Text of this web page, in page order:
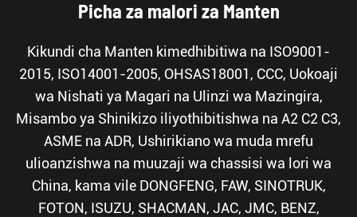
Picha za malori za Manten
Kikundi cha Manten kimedhibitiwa na ISO9001-
2015, ISO14001-2005, OHSAS18001, CCC, Uokoaji
wa Nishati ya Magari na Ulinzi wa Mazingira,
Misambo ya Shinikizo iliyothibitishwa na A2 C2 C3,
ASME na ADR, Ushirikiano wa muda mrefu
ulioanzishwa na muuzaji wa chassisi wa lori wa
China, kama vile DONGFENG, FAW, SINOTRUK,
FOTON, ISUZU, SHACMAN, JAC, JMC, BENZ,